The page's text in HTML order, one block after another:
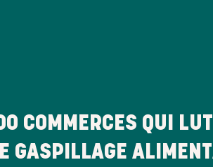
COMMERCES QUI
GASPILLAGE